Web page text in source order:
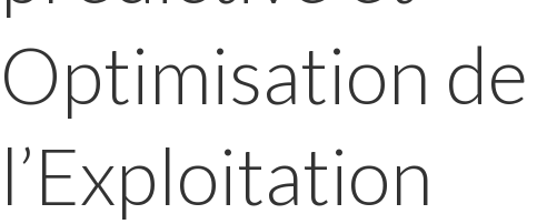
Optimisation de
l’Exploitation